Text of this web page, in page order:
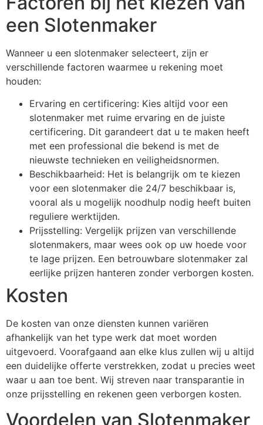
een Slotenmaker
Wanneer u een slotenmaker selecteert, zijn er
verschillende factoren waarmee u rekening moet
houden:
Ervaring en certificering: Kies altijd voor een
slotenmaker met ruime ervaring en de juiste
certificering. Dit garandeert dat u te maken heeft
met een professional die bekend is met de
nieuwste technieken en veiligheidsnormen.
Beschikbaarheid: Het is belangrijk om te kiezen
voor een slotenmaker die 24/7 beschikbaar is,
vooral als u mogelijk noodhulp nodig heeft buiten
reguliere werktijden.
Prijsstelling: Vergelijk prijzen van verschillende
slotenmakers, maar wees ook op uw hoede voor
te lage prijzen. Een betrouwbare slotenmaker zal
eerlijke prijzen hanteren zonder verborgen kosten.
Kosten
De kosten van onze diensten kunnen variëren
afhankelijk van het type werk dat moet worden
uitgevoerd. Voorafgaand aan elke klus zullen wij u altijd
een duidelijke offerte verstrekken, zodat u precies weet
waar u aan toe bent. Wij streven naar transparantie in
onze prijsstelling en rekenen geen verborgen kosten.
Voordelen van Slotenmaker